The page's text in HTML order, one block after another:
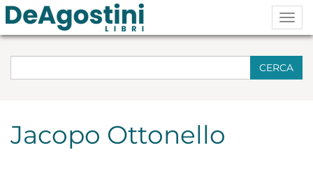
CERCA
Jacopo Ottonello